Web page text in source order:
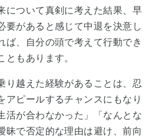
について真剣に考えた結果、早
要があると感じて中退を決意し
ば、自分の頭で考えて行動でき
ともあります。
り越えた経験があることは、忍
アピールするチャンスにもなり
活が合わなかった」「なんとな
昧で否定的な理由は避け、前向